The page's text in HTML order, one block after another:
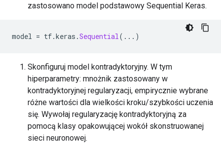
zastosowano model podstawowy Sequential Keras.
model = tf.keras .Sequential(...)
Skonfiguruj model kontradyktoryjny. W tym
hiperparametry: mnożnik zastosowany w
kontradyktoryjnej regularyzacji, empirycznie wybrane
różne wartości dla wielkości kroku/szybkości uczenia
się. Wywołaj regularyzację kontradyktoryjną za
pomocą klasy opakowującej wokół skonstruowanej
sieci neuronowej.